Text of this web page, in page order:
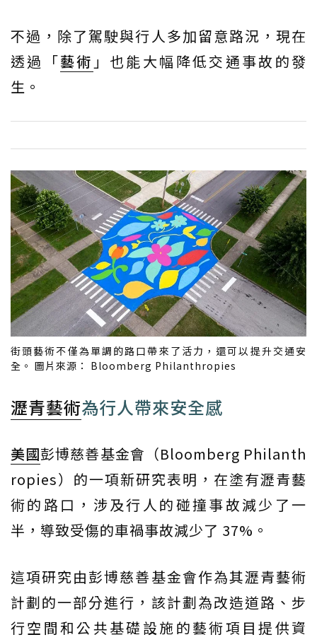
不過，除了駕駛與行人多加留意路況，現在
透過「藝術 」也能大幅降低交通事故的發
生。
街頭藝術不僅為單調的路口帶來了活力，還可以提升交通安
全。 圖片來源： Bloomberg Philanthropies
瀝青藝術為行人帶來安全感
美國彭博慈善基金會（Bloomberg Philanth
ropies）的一項新研究表明，在塗有瀝青藝
術的路口，涉及行人的碰撞事故減少了一
半，導致受傷的車禍事故減少了 37%。
這項研究由彭博慈善基金會作為其瀝青藝術
計劃的一部分進行，該計劃為改造道路、步
行空間和公共基礎設施的藝術項目提供資